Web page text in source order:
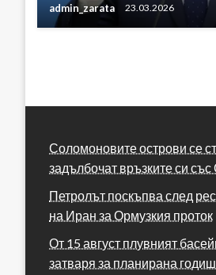
admin_zarata 23.03.2026
Соломоновите острови се
задълбочат връзките си
Петролът поскъпва след
на Иран за Ормузкия проток
От 15 август плувният
затваря за планирана